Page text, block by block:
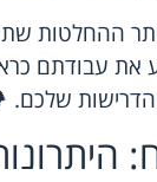
ההחלטות
עבודתם
הדרישות